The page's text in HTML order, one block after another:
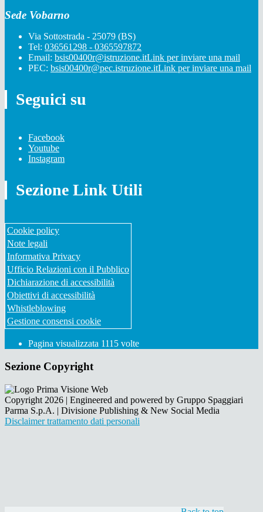
Sede Vobarno
Via Sottostrada - 25079 (BS)
Tel: 036561298 - 0365597872
Email: bsis00400r@istruzione.itLink per inviare una mail
PEC: bsis00400r@pec.istruzione.itLink per inviare una mail
Seguici su
Facebook
Youtube
Instagram
Sezione Link Utili
Cookie policy
Note legali
Informativa Privacy
Ufficio Relazioni con il Pubblico
Dichiarazione di accessibilità
Obiettivi di accessibilità
Whistleblowing
Gestione consensi cookie
Pagina visualizzata 1115 volte
Sezione Copyright
Copyright 2026 | Engineered and powered by Gruppo Spaggiari
Parma S.p.A. | Divisione Publishing & New Social Media
Disclaimer trattamento dati personali